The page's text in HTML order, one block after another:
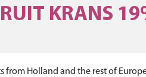
KRANS
Holland and the rest of